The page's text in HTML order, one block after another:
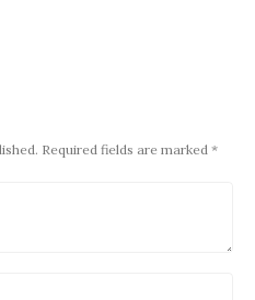
Required fields are marked *